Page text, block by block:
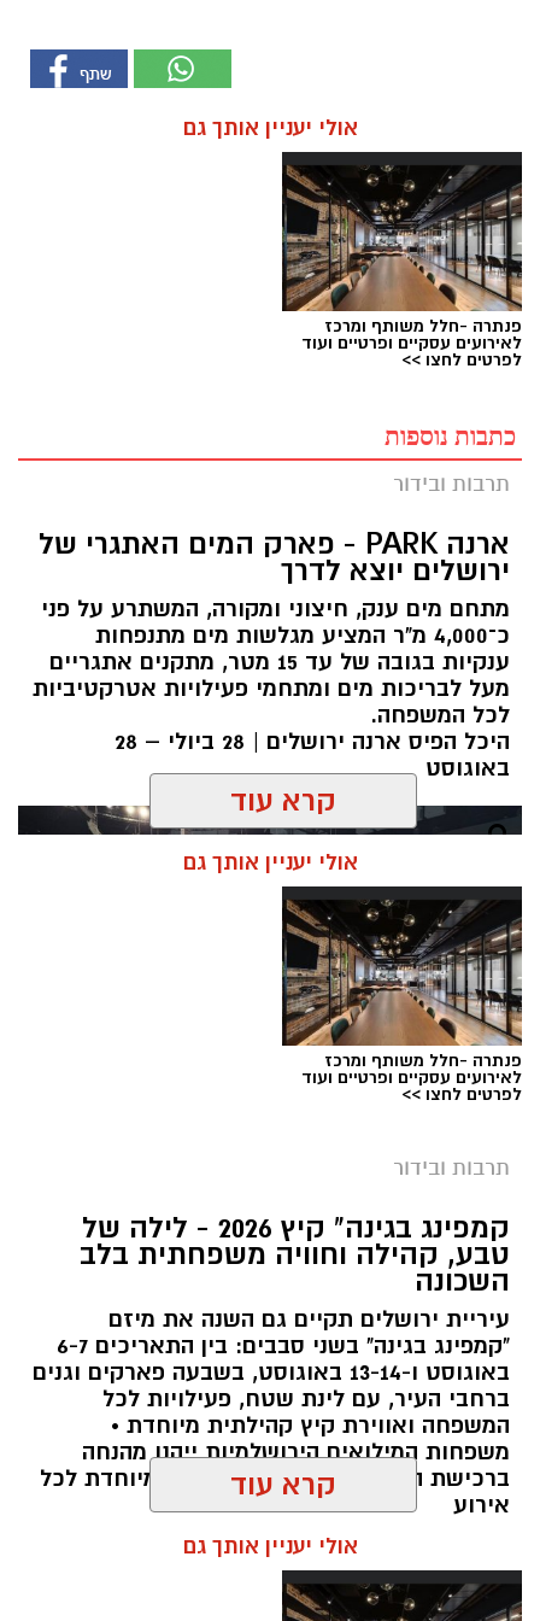
אולי יעניין אותך גם
פנתרה -חלל משותף ומרכז
לאירועים עסקיים ופרטיים ועוד
לפרטים לחצו >>
כתבות נוספות
תרבות ובידור
ארנה PARK - פארק המים האתגרי של
ירושלים יוצא לדרך
מתחם מים ענק, חיצוני ומקורה, המשתרע על פני
כ־4,000 מ"ר המציע מגלשות מים מתנפחות
ענקיות בגובה של עד 15 מטר, מתקנים אתגריים
מעל לבריכות מים ומתחמי פעילויות אטרקטיביות
לכל המשפחה.
היכל הפיס ארנה ירושלים | 28 ביולי – 28
באוגוסט
מערכת ירושלים נט / 10:00 28.07.26
תגים:פארק המים
עיריית ירושלים, באמצעות החברה העירונית
"אריאל", מרעננת את הקיץ הירושלמי עם ארנה
PARK - פארק המים האתגרי של ירושלים, שייפתח
היום (ג', 28 ביולי ) בהיכל הפיס ארנה בירושלים.
הפארק החדש יתפרס על פני שני מתחמים
מרכזיים, מתחם חיצוני פתוח ומתחם פנימי מקורה.
המתחם החיצוני יכלול מגוון מתנפחי ענק של
קרא עוד
אולי יעניין אותך גם
פנתרה -חלל משותף ומרכז
לאירועים עסקיים ופרטיים ועוד
לפרטים לחצו >>
תרבות ובידור
קמפינג בגינה" קיץ 2026 - לילה של
טבע, קהילה וחוויה משפחתית בלב
השכונה
עיריית ירושלים תקיים גם השנה את מיזם
"קמפינג בגינה" בשני סבבים: בין התאריכים 6-7
באוגוסט ו-13-14 באוגוסט, בשבעה פארקים וגנים
ברחבי העיר, עם לינת שטח, פעילויות לכל
המשפחה ואווירת קיץ קהילתית מיוחדת •
משפחות המילואים הירושלמיות ייהנו מהנחה
ברכישת הכרטיסים ושמירת הקצאה מיוחדת לכל
אירוע
קרא עוד
אולי יעניין אותך גם